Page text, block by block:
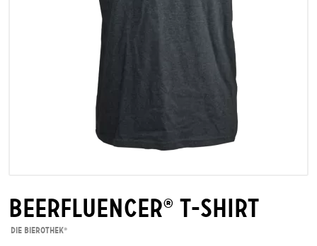
beerfluencer® t-shirt
Die Bierothek®